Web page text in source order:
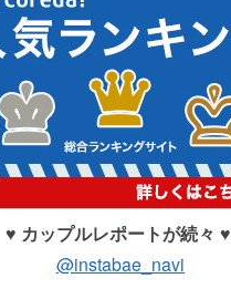
♥ カップルレポートが続々 ♥
@instabae_navi